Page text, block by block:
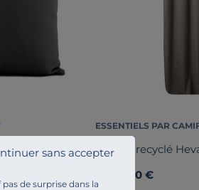
de surprise dans la
sans accepter
Heva
ESSENTIELS PAR
Rideau recyclé
39,00 €